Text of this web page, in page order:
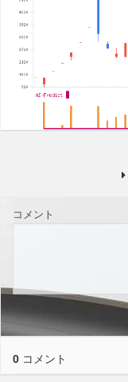
コメント
0 コメント